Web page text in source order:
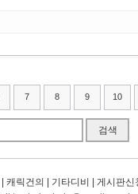
7 8 9 10
검색
캐릭건의 기타디비 게시판신